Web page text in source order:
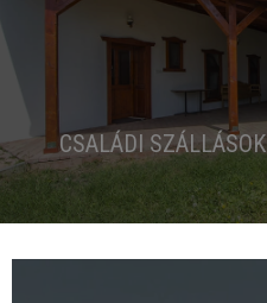
CSALÁDI SZÁLLÁSOK